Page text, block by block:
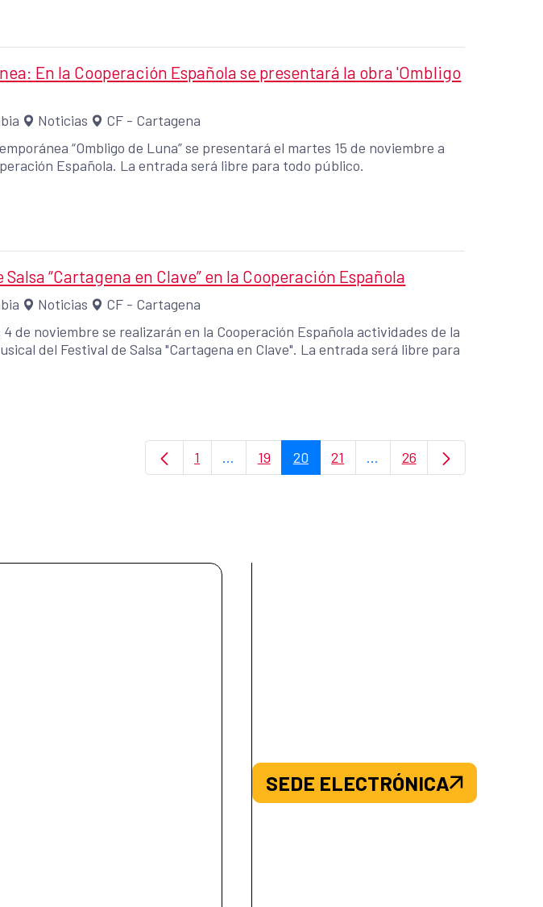
En la Cooperación Española se presentará la obra 'Ombligo
Noticias
CF - Cartagena
“Ombligo de Luna” se presentará el martes 15 de noviembre a
Española. La entrada será libre para todo público.
“Cartagena en Clave” en la Cooperación Española
Noticias
CF - Cartagena
de noviembre se realizarán en la Cooperación Española actividades de la
del Festival de Salsa "Cartagena en Clave". La entrada será libre para
Página
1 ...Páginas intermedias Use TAB para desplazarse.
Página
19 Página
20 Página
21 ...Páginas intermedias Use
Página
26
SEDE ELECTRÓNICA